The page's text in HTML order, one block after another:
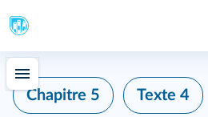
Chapitre 5 Texte 4